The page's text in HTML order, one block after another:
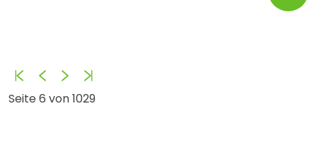
Seite 6 von 1029
AnfangZurückVorwärts